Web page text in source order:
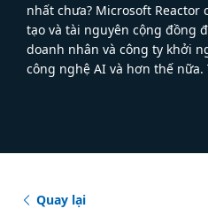
nhất chưa? Microsoft Reactor
tạo và tài nguyên cộng đồng
doanh nhân và công ty khởi
công nghệ AI và hơn thế
Quay lại